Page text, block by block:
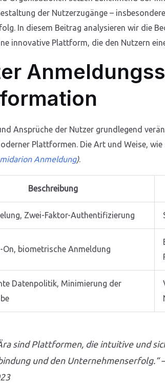
der Nutzerzugänge –
In diesem Beitrag analysieren wir die
innovative Plattform, die den Nutzern
Ansprüche der Nutzer grundlegend
Plattformen. Die Art und Weise,
midarion Anmeldung).
Beschreibung
Zwei-Faktor-Authentifizierung
On, biometrische Anmeldung
Datenpolitik, Minimierung der
sind Plattformen, die intuitive und
und den Unternehmenserfolg.“